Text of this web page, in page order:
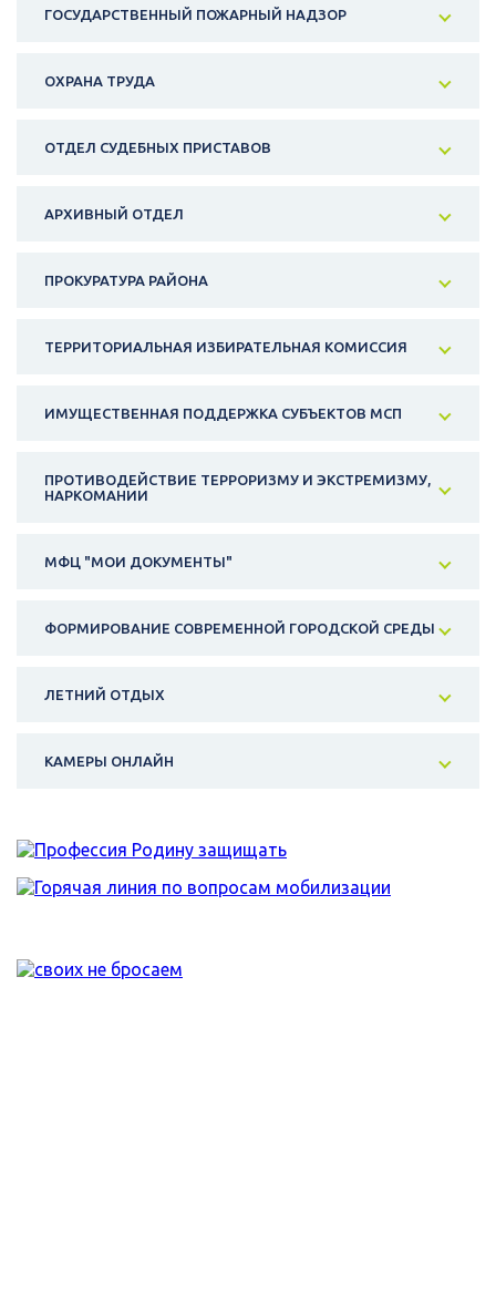
ГОСУДАРСТВЕННЫЙ ПОЖАРНЫЙ НАДЗОР
ОХРАНА ТРУДА
ОТДЕЛ СУДЕБНЫХ ПРИСТАВОВ
АРХИВНЫЙ ОТДЕЛ
ПРОКУРАТУРА РАЙОНА
ТЕРРИТОРИАЛЬНАЯ ИЗБИРАТЕЛЬНАЯ КОМИССИЯ
ИМУЩЕСТВЕННАЯ ПОДДЕРЖКА СУБЪЕКТОВ МСП
ПРОТИВОДЕЙСТВИЕ ТЕРРОРИЗМУ И ЭКСТРЕМИЗМУ,
НАРКОМАНИИ
МФЦ "МОИ ДОКУМЕНТЫ"
ФОРМИРОВАНИЕ СОВРЕМЕННОЙ ГОРОДСКОЙ СРЕДЫ
ЛЕТНИЙ ОТДЫХ
КАМЕРЫ ОНЛАЙН